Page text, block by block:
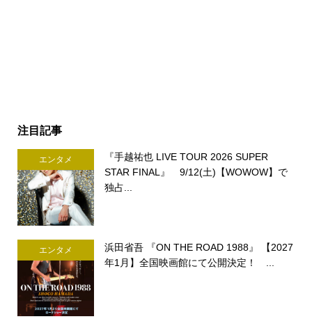
注目記事
エンタメ
『手越祐也 LIVE TOUR 2026 SUPER
STAR FINAL』 9/12(土)【WOWOW】で
独占...
エンタメ
浜田省吾 『ON THE ROAD 1988』 【2027
年1月】全国映画館にて公開決定！ ...